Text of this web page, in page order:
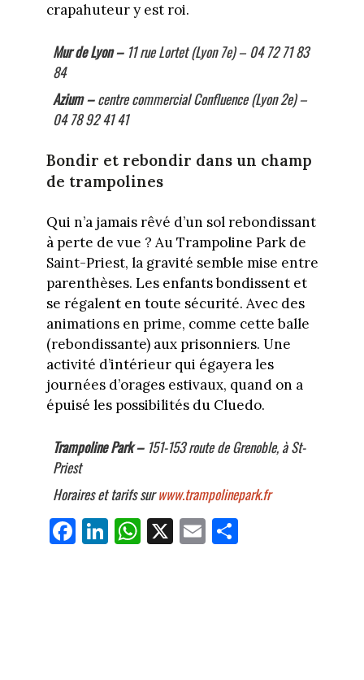
crapahuteur y est roi.
Mur de Lyon –11 rue Lortet (Lyon 7e) – 04 72 71 83
84
Azium –centre commercial Confluence (Lyon 2e) –
04 78 92 41 41
Bondir et rebondir dans un champ
de trampolines
Qui n’a jamais rêvé d’un sol rebondissant
à perte de vue ? Au Trampoline Park de
Saint-Priest, la gravité semble mise entre
parenthèses. Les enfants bondissent et
se régalent en toute sécurité. Avec des
animations en prime, comme cette balle
(rebondissante) aux prisonniers. Une
activité d’intérieur qui égayera les
journées d’orages estivaux, quand on a
épuisé les possibilités du Cluedo.
Trampoline Park –151-153 route de Grenoble, à St-
Priest
Horaires et tarifs surwww.trampolinepark.fr
Fa
ce
Li
nk
W
ha
X E
m
Pa